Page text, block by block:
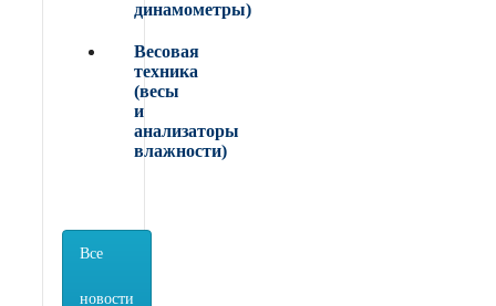
динамометры)
Весовая
техника
(весы
и
анализаторы
влажности)
Все
новости